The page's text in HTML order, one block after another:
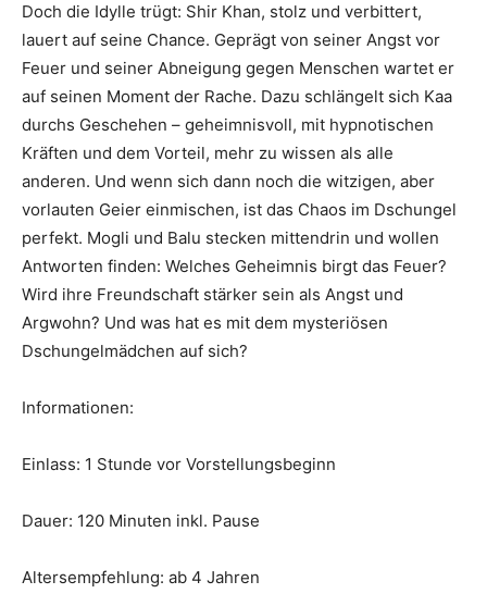
Doch die Idylle trügt: Shir Khan, stolz und verbittert,
lauert auf seine Chance. Geprägt von seiner Angst vor
Feuer und seiner Abneigung gegen Menschen wartet er
auf seinen Moment der Rache. Dazu schlängelt sich Kaa
durchs Geschehen – geheimnisvoll, mit hypnotischen
Kräften und dem Vorteil, mehr zu wissen als alle
anderen. Und wenn sich dann noch die witzigen, aber
vorlauten Geier einmischen, ist das Chaos im Dschungel
perfekt. Mogli und Balu stecken mittendrin und wollen
Antworten finden: Welches Geheimnis birgt das Feuer?
Wird ihre Freundschaft stärker sein als Angst und
Argwohn? Und was hat es mit dem mysteriösen
Dschungelmädchen auf sich?
Informationen:
Einlass: 1 Stunde vor Vorstellungsbeginn
Dauer: 120 Minuten inkl. Pause
Altersempfehlung: ab 4 Jahren